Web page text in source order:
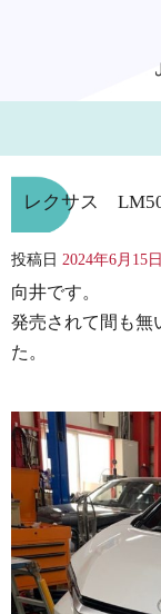
レクサス
投稿日 2024年6月15日
向井です。
発売されて間も無
た。